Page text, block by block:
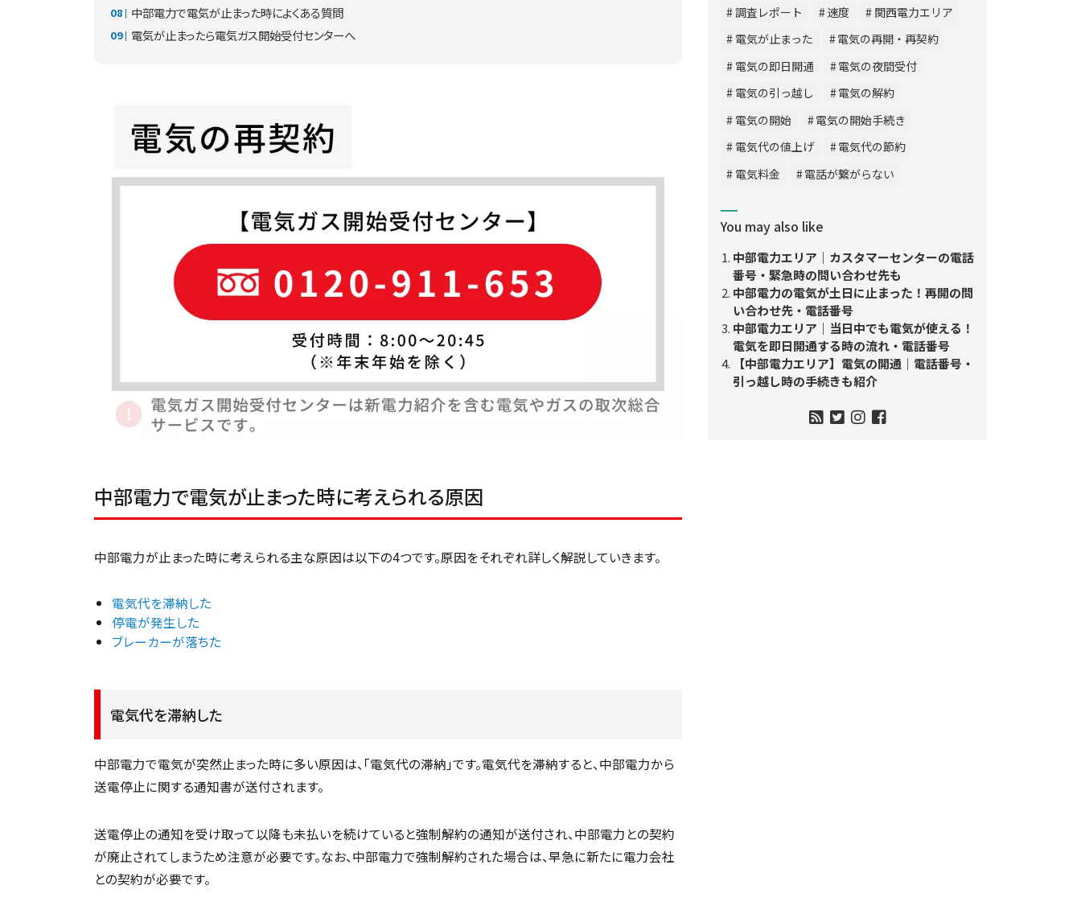
中部電力で電気が止まった時によくある質問
電気が止まったら電気ガス開始受付センターへ
中部電力で電気が止まった時に考えられる原因
中部電力が止まった時に考えられる主な原因は以下の4つです。原因をそれぞれ詳しく解説していきます。
電気代を滞納した
停電が発生した
ブレーカーが落ちた
電気代を滞納した
中部電力で電気が突然止まった時に多い原因は、「電気代の滞納」です。電気代を滞納すると、中部電力から
送電停止に関する通知書が送付されます。
送電停止の通知を受け取って以降も未払いを続けていると強制解約の通知が送付され、中部電力との契約
が廃止されてしまうため注意が必要です。なお、中部電力で強制解約された場合は、早急に新たに電力会社
との契約が必要です。
調査レポート
速度
関西電力エリア
電気が止まった
電気の再開・再契約
電気の即日開通
電気の夜間受付
電気の引っ越し
電気の解約
電気の開始
電気の開始手続き
電気代の値上げ
電気代の節約
電気料金
電話が繋がらない
You may also like
中部電力エリア｜カスタマーセンターの電話
番号・緊急時の問い合わせ先も
中部電力の電気が土日に止まった！再開の問
い合わせ先・電話番号
中部電力エリア｜当日中でも電気が使える！
電気を即日開通する時の流れ・電話番号
【中部電力エリア】電気の開通｜電話番号・
引っ越し時の手続きも紹介